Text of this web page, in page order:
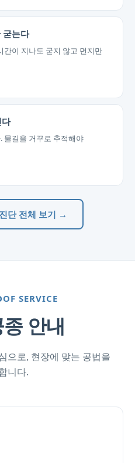
굳는다
간이 지나도 굳지 않고 먼지만
다
물길을 거꾸로 추적해야
단 전체 보기 →
SERVICE
안내
으로, 현장에 맞는 공법을
니다.